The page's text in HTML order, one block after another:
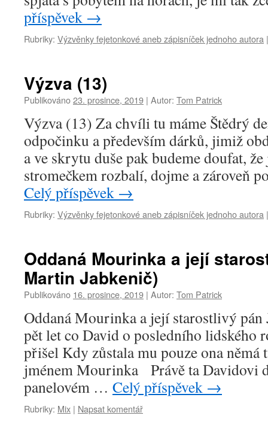
příspěvek →
Rubriky: Výzvěnky fejetonkové aneb zápisníček jednoho autora |
Výzva (13)
Publikováno23. prosince, 2019 | Autor: Tom Patrick
Výzva (13) Za chvíli tu máme Štědrý
odpočinku a především dárků, jimiž
a ve skrytu duše pak budeme doufat,
stromečkem rozbalí, dojme a zároveň
Celý příspěvek →
Rubriky: Výzvěnky fejetonkové aneb zápisníček jednoho autora |
Oddaná Mourinka a její
Martin Jabkenič)
Publikováno 16. prosince, 2019 | Autor: Tom Patrick
Oddaná Mourinka a její starostlivý pán
pět let co David o posledního lidského
přišel Kdy zůstala mu pouze ona němá
jménem Mourinka Právě ta Davidovi
panelovém … Celý příspěvek →
Rubriky: Mix | Napsat komentář